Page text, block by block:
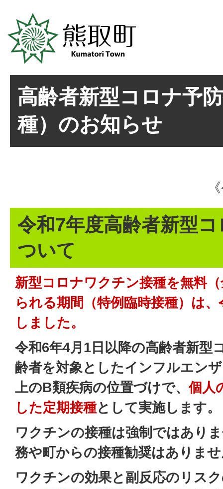
高齢者新型コロナ予
種）のお知らせ
令和7年度高齢者新型
ついて
新型コロナワクチン接種を無料
られる期間（特例臨時接種）は
しました。
令和6年4月1日以降の高齢者新型
齢者を対象としたインフルエン
上のB類疾病の位置づけで、個人
した定期接種として実施します。
ワクチンの接種は強制ではあり
務や町からの接種勧奨はありま
ワクチンの効果と副反応のリス